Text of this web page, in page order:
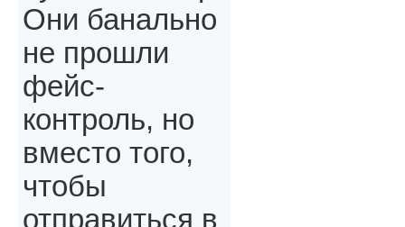
Они банально
не прошли
фейс-
контроль, но
вместо того,
чтобы
отправиться в